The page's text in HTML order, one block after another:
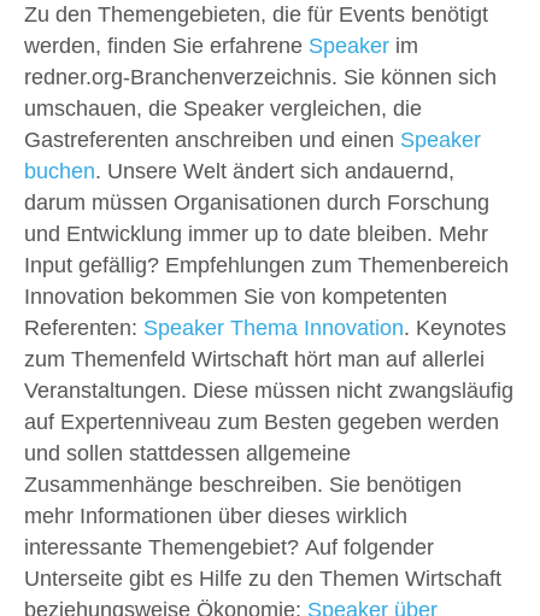
Zu den Themengebieten, die für Events benötigt
werden, finden Sie erfahrene Speaker im
redner.org-Branchenverzeichnis. Sie können sich
umschauen, die Speaker vergleichen, die
Gastreferenten anschreiben und einen Speaker
buchen . Unsere Welt ändert sich andauernd,
darum müssen Organisationen durch Forschung
und Entwicklung immer up to date bleiben. Mehr
Input gefällig? Empfehlungen zum Themenbereich
Innovation bekommen Sie von kompetenten
Referenten: Speaker Thema Innovation . Keynotes
zum Themenfeld Wirtschaft hört man auf allerlei
Veranstaltungen. Diese müssen nicht zwangsläufig
auf Expertenniveau zum Besten gegeben werden
und sollen stattdessen allgemeine
Zusammenhänge beschreiben. Sie benötigen
mehr Informationen über dieses wirklich
interessante Themengebiet? Auf folgender
Unterseite gibt es Hilfe zu den Themen Wirtschaft
beziehungsweise Ökonomie: Speaker über